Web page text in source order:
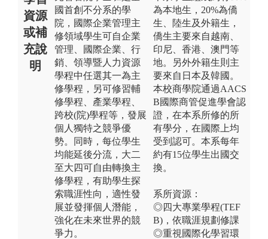
資源
或補
充說
明
國首創不分系的學
院，國際企業管理主
修領域學生可自企業
管理、國際企業、行
銷、領導暨人力資源
學程中任選其一為主
修學程，另可修習輔
修學程、產業學程、
跨校(院)學程等，發展
個人獨特之競爭優
勢。同時，每位學生
均能延後分流，大二
至大四可自由轉換主
修學程，有助學生探
索職涯性向，適性發
展並發揮個人潛能，
強化在未來世界的競
爭力。
為本地生，20%為僑
生、陸生及外籍生，
僑生主要來自越南、
印尼、香港、澳門等
地。另外外籍生則主
要來自日本及韓國。
本校商學院通過AACS
B國際商管促進學會認
證，在本系所修的所
有學分，在國際上均
受到認可。本系每年
約有15位學生出國交
換。
系所資源：
◎四大專業學程(TEF
B)，依職涯規劃修課
◎重視國際化學習環